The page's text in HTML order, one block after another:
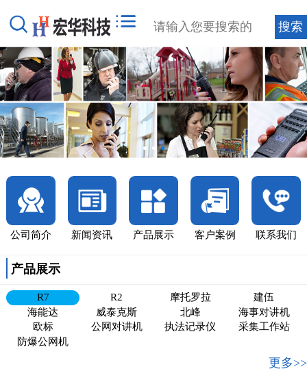
公司简介 新闻资讯 产品展示 客户案例 联系我们
产品展示
R7 R2 摩托罗拉
建伍
海能达
威泰克斯 北峰
海事对讲机
欧标
公网对讲机 执法记录仪
采集工作站
防爆公网机
更多>>